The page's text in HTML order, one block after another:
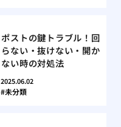
ポストの鍵トラブル！回
らない・抜けない・開か
ない時の対処法
2025.06.02
未分類